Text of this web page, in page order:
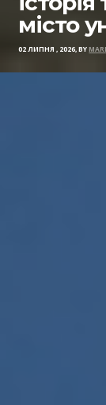
місто
02 ЛИПНЯ , 2026, BY